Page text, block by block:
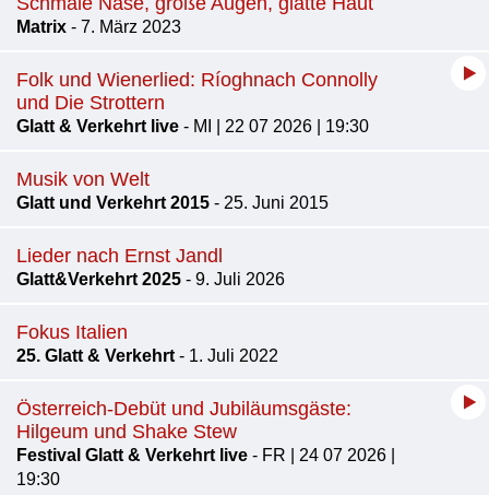
Matrix - 7. März 2023
Folk und Wienerlied: Ríoghnach Connolly
und Die Strottern
Glatt & Verkehrt live - MI | 22 07 2026 | 19:30
Musik von Welt
Glatt und Verkehrt 2015 - 25. Juni 2015
Lieder nach Ernst Jandl
Glatt&Verkehrt 2025 - 9. Juli 2026
Fokus Italien
25. Glatt & Verkehrt - 1. Juli 2022
Österreich-Debüt und Jubiläumsgäste:
Hilgeum und Shake Stew
Festival Glatt & Verkehrt live - FR | 24 07 2026 |
19:30